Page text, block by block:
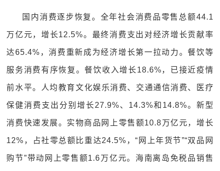
国内消费逐步恢复。全年社会消费品零售总额44.1
万亿元，增长12.5%。最终消费支出对经济增长贡献率
达65.4%，消费重新成为经济增长第一拉动力。餐饮等
服务消费有序恢复。餐饮收入增长18.6%，已接近疫情
前水平。人均教育文化娱乐消费、交通通信消费、医疗
保健消费支出分别增长27.9%、14.3%和14.8%。新型
消费快速发展。实物商品网上零售额10.8万亿元，增长
12%，占社零总额比重达24.5%，“网上年货节”“双品网
购节”带动网上零售额1.6万亿元。海南离岛免税品销售